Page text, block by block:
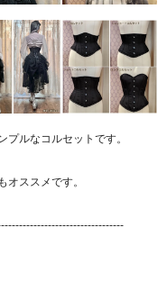
ルなコルセットです。
ススメです。